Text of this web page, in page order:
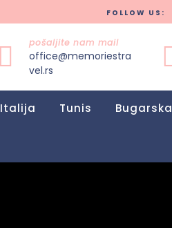
FOLLOW US:
pošaljite nam mail
office@memoriestra
vel.rs
Italija Tunis Bugarska